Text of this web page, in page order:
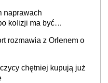
naprawach
kolizji ma być
rozmawia z Orlenem o
chętniej kupują już